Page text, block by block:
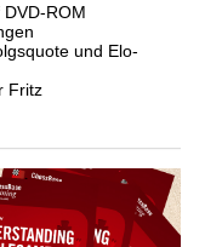
ROM
und Elo-
Fritz